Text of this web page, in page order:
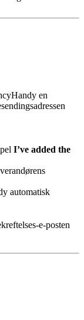
en
I’ve added the
automatisk
e-posten